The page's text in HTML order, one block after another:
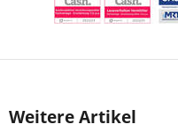
Weitere Artikel